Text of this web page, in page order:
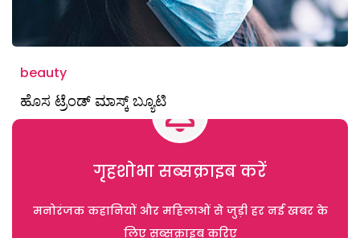
beauty
ಹೊಸ ಟ್ರೆಂಡ್ ಮಾಸ್ಕ್ ಬ್ಯೂಟಿ
गृहशोभा सब्सक्राइब करें
मनोरंजक कहानियों और महिलाओं से जुड़ी हर नई खबर के
लिए सब्सक्राइब करिए